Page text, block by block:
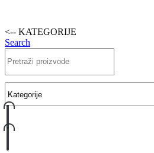
<-- KATEGORIJE
Search